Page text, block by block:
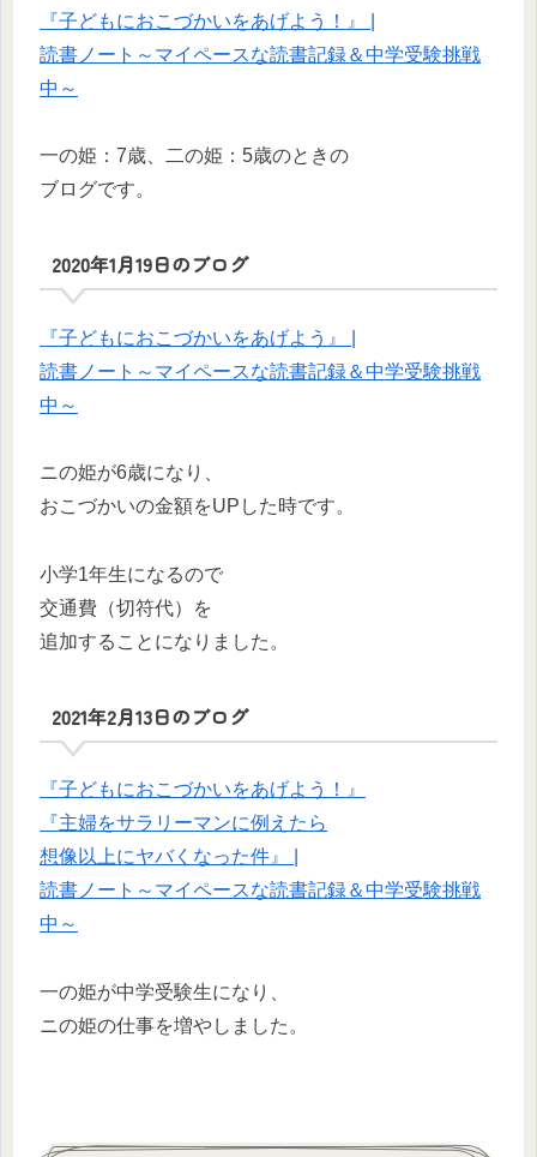
『子どもにおこづかいをあげよう！』 |
読書ノート～マイペースな読書記録＆中学受験挑戦
中～
一の姫：7歳、二の姫：5歳のときの
ブログです。
2020年1月19日のブログ
『子どもにおこづかいをあげよう』 |
読書ノート～マイペースな読書記録＆中学受験挑戦
中～
ニの姫が6歳になり、
おこづかいの金額をUPした時です。
小学1年生になるので
交通費（切符代）を
追加することになりました。
2021年2月13日のブログ
『子どもにおこづかいをあげよう！』
『主婦をサラリーマンに例えたら
想像以上にヤバくなった件』 |
読書ノート～マイペースな読書記録＆中学受験挑戦
中～
一の姫が中学受験生になり、
ニの姫の仕事を増やしました。